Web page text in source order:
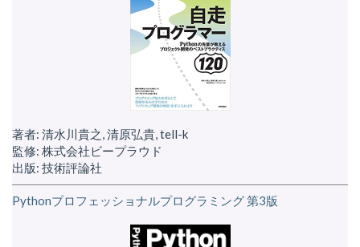
著者: 清水川貴之, 清原弘貴, tell-k
監修: 株式会社ビープラウド
出版: 技術評論社
Pythonプロフェッショナルプログラミング 第3版